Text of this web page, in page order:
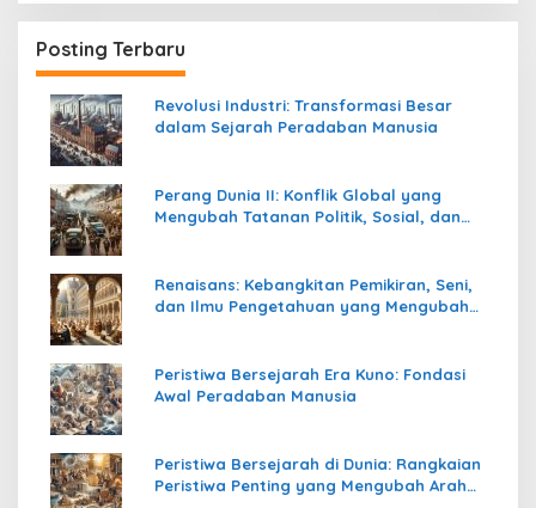
Posting Terbaru
Revolusi Industri: Transformasi Besar
dalam Sejarah Peradaban Manusia
Perang Dunia II: Konflik Global yang
Mengubah Tatanan Politik, Sosial, dan
Renaisans: Kebangkitan Pemikiran, Seni,
dan Ilmu Pengetahuan yang Mengubah
Peristiwa Bersejarah Era Kuno: Fondasi
Awal Peradaban Manusia
Peristiwa Bersejarah di Dunia: Rangkaian
Peristiwa Penting yang Mengubah Arah